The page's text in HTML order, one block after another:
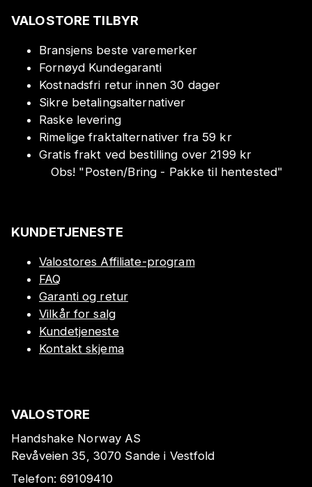
VALOSTORE TILBYR
Bransjens beste varemerker
Fornøyd Kundegaranti
Kostnadsfri retur innen 30 dager
Sikre betalingsalternativer
Raske levering
Rimelige fraktalternativer fra 59 kr
Gratis frakt ved bestilling over 2199 kr
Obs! "Posten/Bring - Pakke til hentested"
KUNDETJENESTE
Valostores Affiliate-program
FAQ
Garanti og retur
Vilkår for salg
Kundetjeneste
Kontakt skjema
VALOSTORE
Handshake Norway AS
Revåveien 35, 3070 Sande i Vestfold
Telefon:69109410